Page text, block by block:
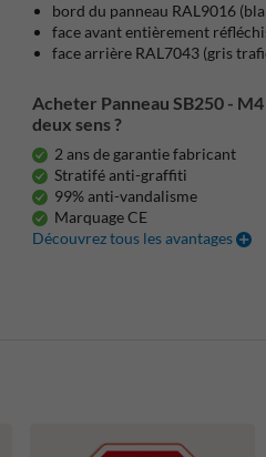
bord du panneau RAL9016
face avant entièrement
face arrière RAL7043 (gris
Acheter Panneau SB250 -
deux sens ?
2 ans de garantie fabricant
Stratifé anti-graffiti
99% anti-vandalisme
Marquage CE
Découvrez tous les avantages